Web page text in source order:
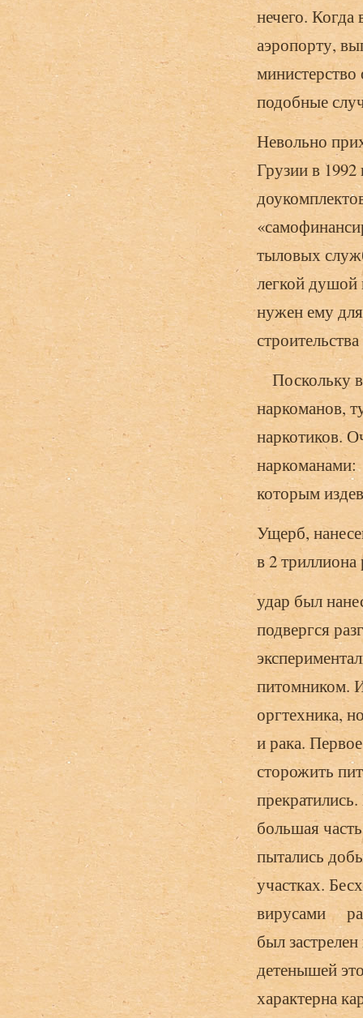
нечего.
аэропорту,
подобные
Невольно
Грузии в
тыловых
легкой
нужен ему
Поскольку
наркоманов,
наркотиков.
которым
Ущерб,
в 2
удар был
подвергся
питомником.
оргтехника,
и рака.
сторожить
большая
пытались
участках.
вирусами
был
детенышей
характерна